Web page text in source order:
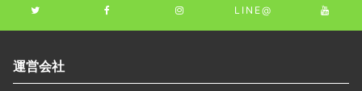
LINE@
運営会社